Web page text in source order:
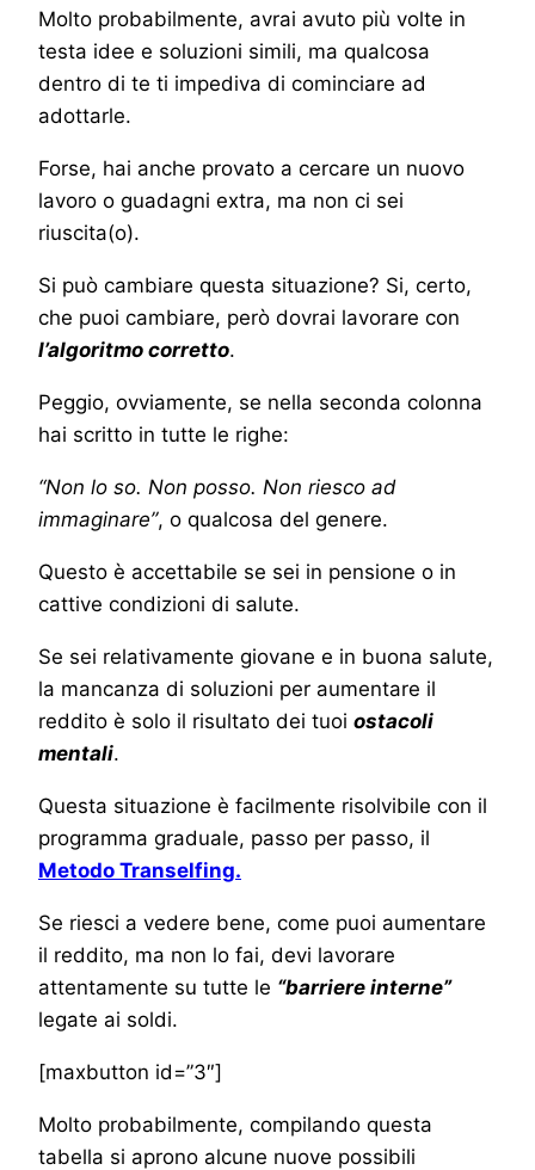
Molto probabilmente, avrai avuto più volte in
testa idee e soluzioni simili, ma qualcosa
dentro di te ti impediva di cominciare ad
adottarle.
Forse, hai anche provato a cercare un nuovo
lavoro o guadagni extra, ma non ci sei
riuscita(o).
Si può cambiare questa situazione? Si, certo,
che puoi cambiare, però dovrai lavorare con
l’algoritmo corretto.
Peggio, ovviamente, se nella seconda colonna
hai scritto in tutte le righe:
“Non lo so. Non posso. Non riesco ad
immaginare”, o qualcosa del genere.
Questo è accettabile se sei in pensione o in
cattive condizioni di salute.
Se sei relativamente giovane e in buona salute,
la mancanza di soluzioni per aumentare il
reddito è solo il risultato dei tuoi ostacoli
mentali.
Questa situazione è facilmente risolvibile con il
programma graduale, passo per passo, il
Metodo Transelfing.
Se riesci a vedere bene, come puoi aumentare
il reddito, ma non lo fai, devi lavorare
attentamente su tutte le “barriere interne”
legate ai soldi.
[maxbutton id=”3″]
Molto probabilmente, compilando questa
tabella si aprono alcune nuove possibili